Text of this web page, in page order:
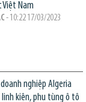
Nam
- 10:22 17/03/2023
doanh nghiệp Algeria
kiện, phụ tùng ô tô